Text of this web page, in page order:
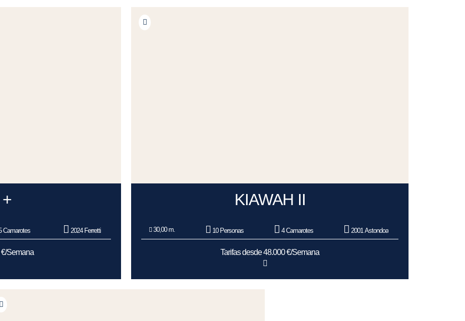
Camarotes 2024 Ferretti
€/Semana
KIAWAH II
30,00 m. 10 Personas 4 Camarotes 2001 Astondoa
Tarifas desde 48.000 €/Semana